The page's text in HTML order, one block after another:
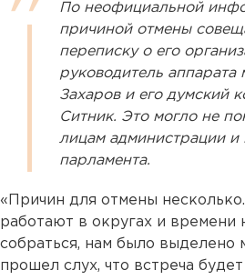
По неофициальной
причиной отмены
переписку о его
руководитель аппарата
Захаров и его думский
Ситник. Это могло не
лицам администрации и
парламента.
«Причин для отмены
работают в округах и времени
собраться, нам было выделено
прошел слух, что встреча